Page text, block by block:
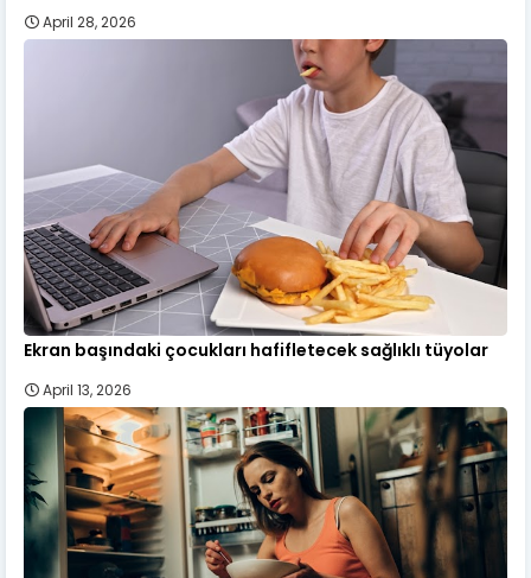
April 28, 2026
Ekran başındaki çocukları hafifletecek sağlıklı tüyolar
April 13, 2026